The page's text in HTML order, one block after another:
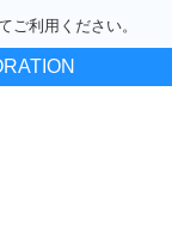
ご利用ください。